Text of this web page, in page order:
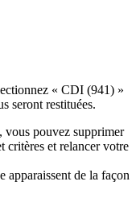
« CDI (941) »
seront restituées.
vous pouvez supprimer
critères et relancer votre
apparaissent de la façon